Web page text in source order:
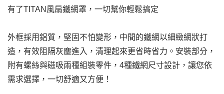
有了TITAN風扇鐵網罩，一切幫你輕鬆搞定
外框採用鋁質，堅固不怕變形，中間的鐵網以細緻網狀打
造，有效阻隔灰塵進入，清理起來更省時省力。安裝部分，
附有螺絲與磁吸兩種組裝零件，4種鐵網尺寸設計，讓您依
需求選擇，一切舒適又方便！